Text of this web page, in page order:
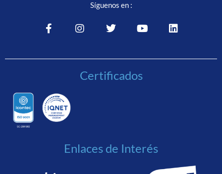
Síguenos en :
Certificados
Enlaces de Interés